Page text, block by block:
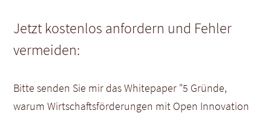
Jetzt kostenlos anfordern und Fehler
vermeiden:
Bitte senden Sie mir das Whitepaper "5 Gründe,
warum Wirtschaftsförderungen mit Open Innovation